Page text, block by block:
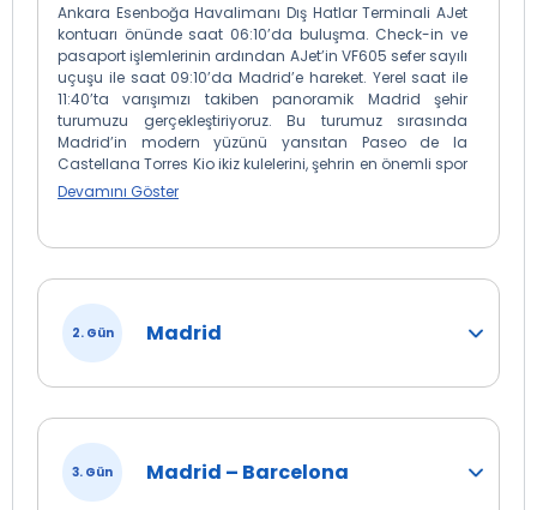
Ankara Esenboğa Havalimanı Dış Hatlar Terminali AJet
kontuarı önünde saat 06:10’da buluşma. Check-in ve
pasaport işlemlerinin ardından AJet’in VF605 sefer sayılı
uçuşu ile saat 09:10’da Madrid’e hareket. Yerel saat ile
11:40’ta varışımızı takiben panoramik Madrid şehir
turumuzu gerçekleştiriyoruz. Bu turumuz sırasında
Madrid’in modern yüzünü yansıtan Paseo de la
Castellana Torres Kio ikiz kulelerini, şehrin en önemli spor
mabedi olan Santiago Bernabéu Stadyumu’nu, Las
görüyoruz. Turumuzun ardından serbest zaman.
ediyoruz. Dileyen misafirlerimiz ile ekstra gerçekleşecek
olan Madrid Akşam Turu & Flamenco Gecesi turuna
katılabilirler. Turumuzun ardından geceleme otelimizde.
Ekstra Tur : Madrid Şaheserleri Turu Kişi Başı: 35
Euro
Bu turda şehrin tarihi ve kültürel merkezinde yürüyüşler
yaparak Madrid’in en önemli simgelerini yakından
keşfediyoruz. Cervantes ve Don Kişot heykelleriyle ünlü
Devamını Göster
2. Gün Madrid
3. Gün Madrid – Barcelona